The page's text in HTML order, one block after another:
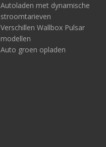
Autoladen met dynamische
stroomtarieven
Verschillen Wallbox Pulsar
modellen
Auto groen opladen